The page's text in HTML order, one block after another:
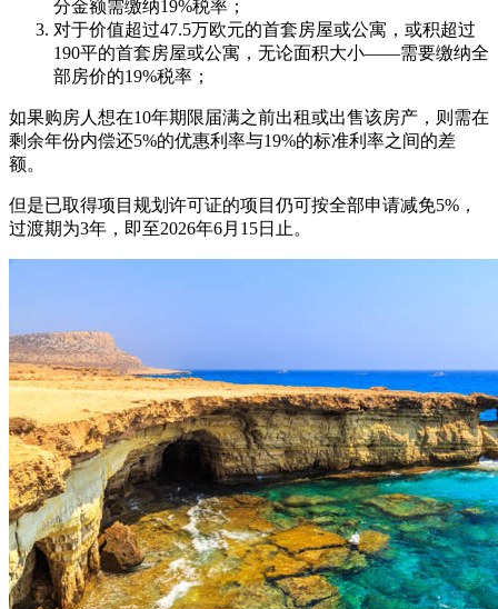
分金额需缴纳19%税率；
对于价值超过47.5万欧元的首套房屋或公寓，或积超过
190平的首套房屋或公寓，无论面积大小——需要缴纳全
部房价的19%税率；
如果购房人想在10年期限届满之前出租或出售该房产，则需在
剩余年份内偿还5%的优惠利率与19%的标准利率之间的差
额。
但是已取得项目规划许可证的项目仍可按全部申请减免5%，
过渡期为3年，即至2026年6月15日止。